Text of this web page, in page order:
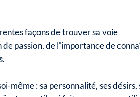
façons de trouver sa voie
passion, de l'importance de
même : sa personnalité, ses désirs,